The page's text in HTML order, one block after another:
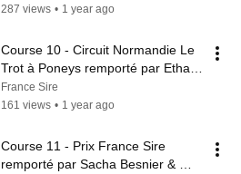
Gareliere
287 views • 1 year ago
Course 10 - Circuit Normandie Le
Trot à Poneys remporté par Ethan
Rogy Chantris & Turbo
France Sire
161 views • 1 year ago
Course 11 - Prix France Sire
remporté par Sacha Besnier &